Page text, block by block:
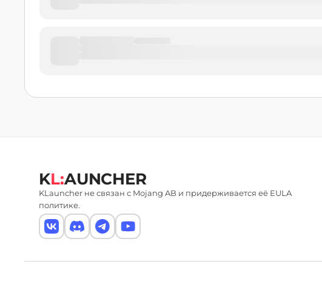
KL:AUNCHER
KLauncher не связан с Mojang AB и придерживается её EULA
политике.